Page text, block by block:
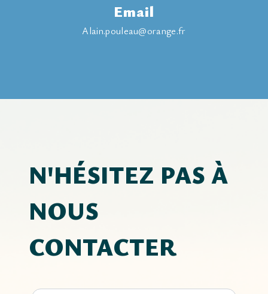
Email
alain.pouleau@orange.fr
N'HÉSITEZ PAS À
NOUS
CONTACTER